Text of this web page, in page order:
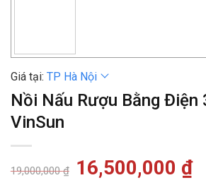
Giá tại: TP Hà Nội
Nồi Nấu Rượu Bằng Điện
VinSun
19,000,000₫
Giá
gốc
16,500,000 ₫Giá